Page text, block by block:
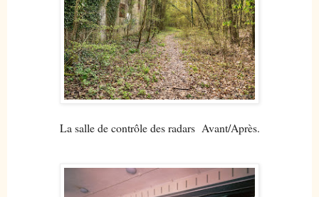
La salle de contrôle des radars Avant/Après.